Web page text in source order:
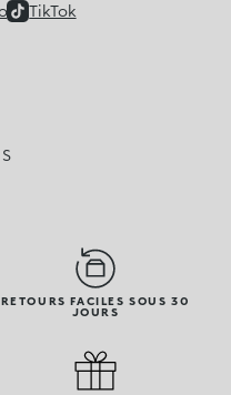
TikTok
RETOURS FACILES SOUS 30
JOURS